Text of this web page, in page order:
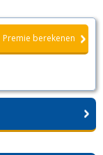
Premie berekenen